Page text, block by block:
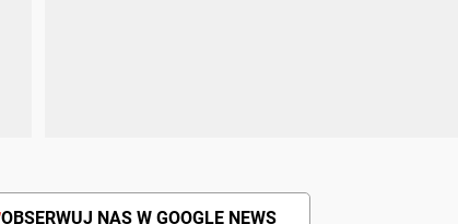
OBSERWUJ NAS W GOOGLE NEWS